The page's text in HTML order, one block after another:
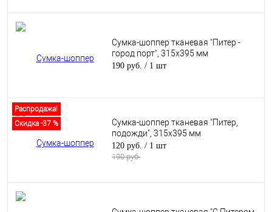
Сумка-шоппер тканевая "Питер -
город порт", 315х395 мм
190 руб. / 1 шт
Распродажа!
Скидка -37 %
Сумка-шоппер тканевая "Питер,
подожди", 315х395 мм
120 руб. / 1 шт
190 руб.